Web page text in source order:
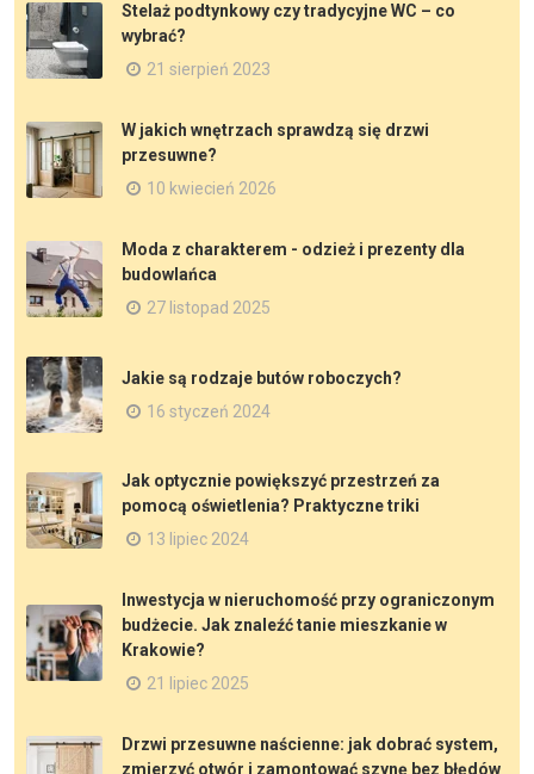
Stelaż podtynkowy czy tradycyjne WC – co
wybrać?
21 sierpień 2023
W jakich wnętrzach sprawdzą się drzwi
przesuwne?
10 kwiecień 2026
Moda z charakterem - odzież i prezenty dla
budowlańca
27 listopad 2025
Jakie są rodzaje butów roboczych?
16 styczeń 2024
Jak optycznie powiększyć przestrzeń za
pomocą oświetlenia? Praktyczne triki
13 lipiec 2024
Inwestycja w nieruchomość przy ograniczonym
budżecie. Jak znaleźć tanie mieszkanie w
Krakowie?
21 lipiec 2025
Drzwi przesuwne naścienne: jak dobrać system,
zmierzyć otwór i zamontować szynę bez błędów